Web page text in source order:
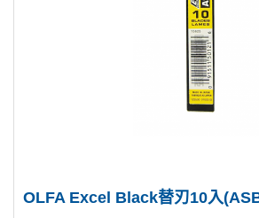
OLFA Excel Black替刃10入